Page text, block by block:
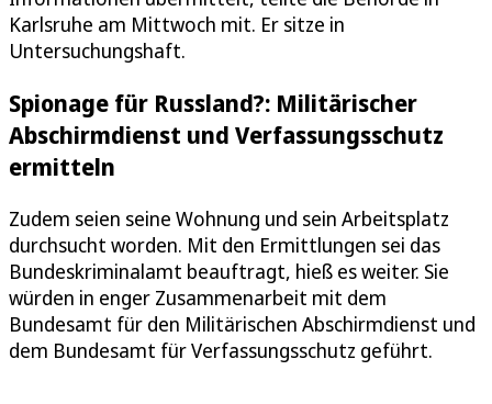
Karlsruhe am Mittwoch mit. Er sitze in
Untersuchungshaft.
Spionage für Russland?: Militärischer
Abschirmdienst und Verfassungsschutz
ermitteln
Zudem seien seine Wohnung und sein Arbeitsplatz
durchsucht worden. Mit den Ermittlungen sei das
Bundeskriminalamt beauftragt, hieß es weiter. Sie
würden in enger Zusammenarbeit mit dem
Bundesamt für den Militärischen Abschirmdienst und
dem Bundesamt für Verfassungsschutz geführt.